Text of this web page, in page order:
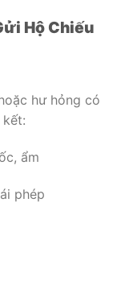
Hộ Chiếu
hư hỏng có
ẩm
phép